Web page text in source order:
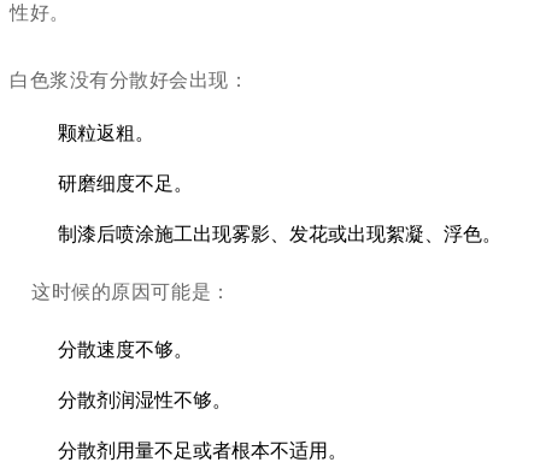
性好。
白色浆没有分散好会出现：
颗粒返粗。
研磨细度不足。
制漆后喷涂施工出现雾影、发花或出现絮凝、浮色。
这时候的原因可能是：
分散速度不够。
分散剂润湿性不够。
分散剂用量不足或者根本不适用。